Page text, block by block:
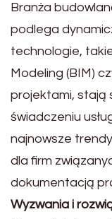
Branża
podlega
technologie,
Modeling (BIM)
projektami, stają
świadczeniu
najnowsze
dla firm
dokumentacją
Wyzwania i